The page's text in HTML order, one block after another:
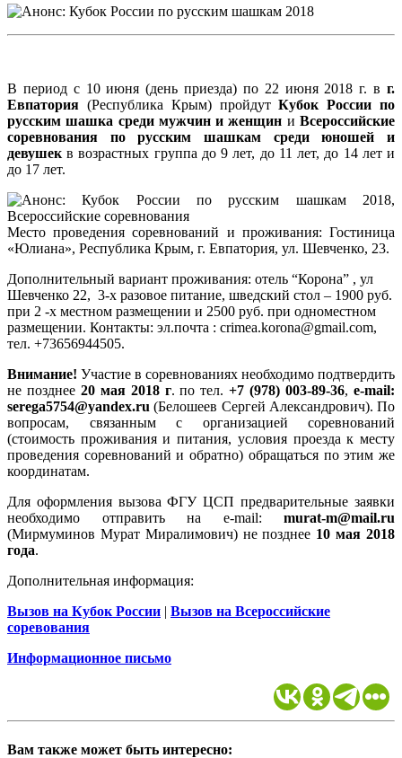
В период с 10 июня (день приезда) по 22 июня 2018 г. в г.
Евпатория (Республика Крым) пройдутКубок России по
русским шашка среди мужчин и женщин иВсероссийские
соревнования по русским шашкам среди юношей и
девушекв возрастных группа до 9 лет, до 11 лет, до 14 лет и
до 17 лет.
Место проведения соревнований и проживания: Гостиница
«Юлиана», Республика Крым, г. Евпатория, ул. Шевченко, 23.
Дополнительный вариант проживания: отель “Корона” , ул
Шевченко 22, 3-х разовое питание, шведский стол – 1900 руб.
при 2 -х местном размещении и 2500 руб. при одноместном
размещении. Контакты: эл.почта : crimea.korona@gmail.com,
тел. +73656944505.
Внимание! Участие в соревнованиях необходимо подтвердить
не позднее 20 мая 2018 г. по тел.+7 (978) 003-89-36,e-mail:
serega5754@yandex.ru (Белошеев Сергей Александрович). По
вопросам, связанным с организацией соревнований
(стоимость проживания и питания, условия проезда к месту
проведения соревнований и обратно) обращаться по этим же
координатам.
Для оформления вызова ФГУ ЦСП предварительные заявки
необходимо отправить на e-mail: murat-m@mail.ru
(Мирмуминов Мурат Миралимович) не позднее 10 мая 2018
года.
Дополнительная информация:
Вызов на Кубок России | Вызов на Всероссийские
соревования
Информационное письмо
Вам также может быть интересно: